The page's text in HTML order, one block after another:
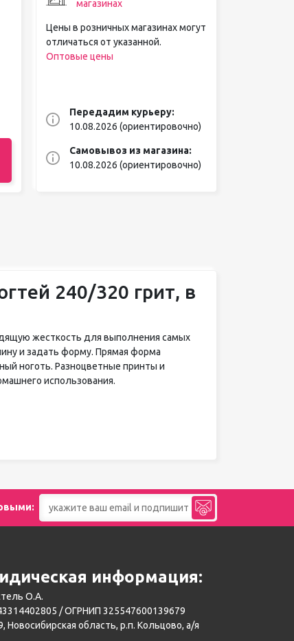
магазинах
Цены в розничных магазинах могут
отличаться от указанной.
Оптовые цены
Передадим курьеру:
10.08.2026 (ориентировочно)
Самовывоз из магазина:
10.08.2026 (ориентировочно)
240/320 грит, в
жесткость для выполнения самых
и задать форму. Прямая форма
ноготь. Разноцветные принты и
использования.
информация:
О.А.
/ ОГРНИП 325547600139679
Новосибирская область, р.п. Кольцово, а/я